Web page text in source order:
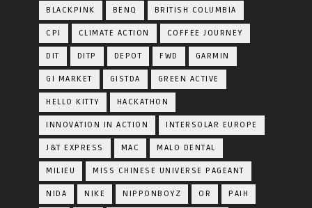
BLACKPINK BENQ BRITISH COLUMBIA
CPI CLIMATE ACTION COFFEE JOURNEY
DIT DITP DEPOT FWD GARMIN
GI MARKET GISTDA GREEN ACTIVE
HELLO KITTY HACKATHON
INNOVATION IN ACTION INTERSOLAR EUROPE
J&T EXPRESS MAC MALO DENTAL
MILIEU MISS CHINESE UNIVERSE PAGEANT
NIDA NIKE NIPPONBOYZ OR PAIH